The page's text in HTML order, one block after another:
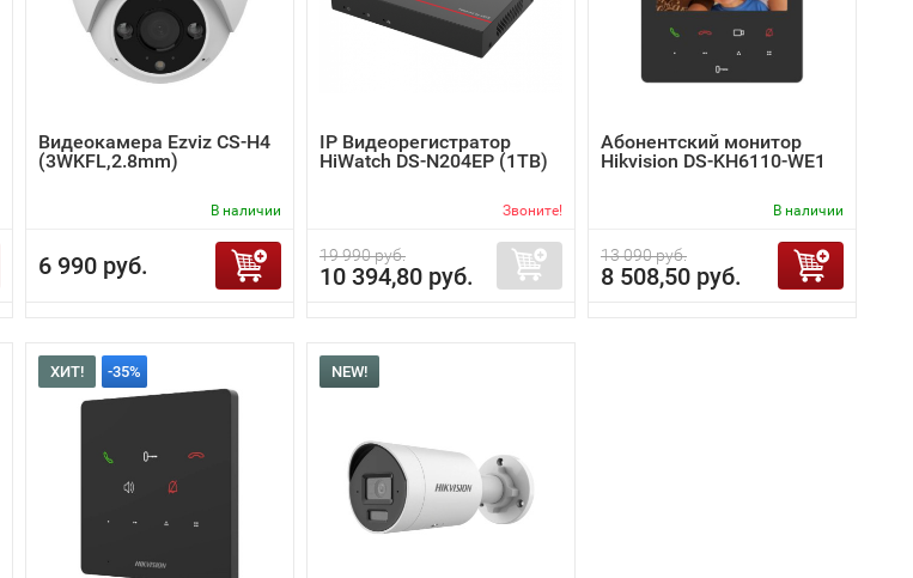
Видеокамера Ezviz CS-H4
(3WKFL,2.8mm)
В наличии
6 990 руб.
IP Видеорегистратор
HiWatch DS-N204EP (1TB)
Звоните!
19 990 руб.
10 394,80 руб.
Абонентский монитор
Hikvision DS-KH6110-WE1
В наличии
13 090 руб.
8 508,50 руб.
ХИТ! -35% NEW!